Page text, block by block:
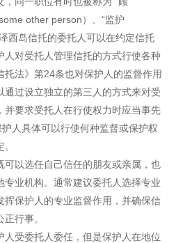
other person）、“监护
西岛信托的委托人可以在约定信托
对受托人管理信托的方式行使各种
托法》第24条也对保护人的监督作用
过设立独立的第三人的方式来对受
并要求受托人在行使权力时应当事先
人具体可以行使何种监督或保护权
可以选任自己信任的朋友或亲属，也
业机构。通常建议委托人选择专业
挥保护人的专业监督作用，并确保信
行事。
人受委托人委任，但是保护人在地位